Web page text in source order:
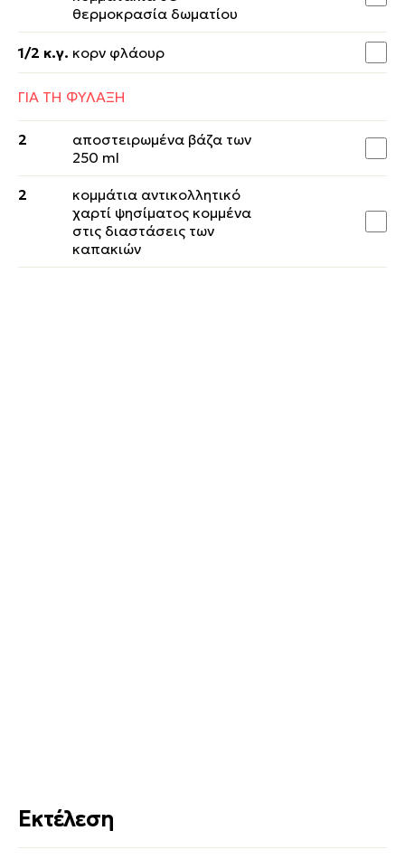
θερμοκρασία δωματίου
1/2 κ.γ. κορν φλάουρ
ΓΙΑ ΤΗ ΦΥΛΑΞΗ
2
αποστειρωμένα βάζα των
250 ml
2
κομμάτια αντικολλητικό
χαρτί ψησίματος κομμένα
στις διαστάσεις των
καπακιών
Εκτέλεση